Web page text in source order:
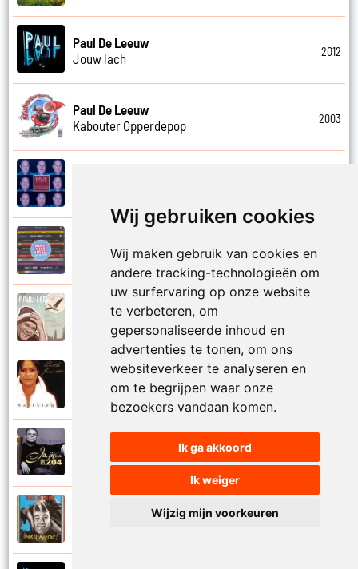
Wij gebruiken cookies
Wij maken gebruik van cookies en
andere tracking-technologieën om
uw surfervaring op onze website
te verbeteren, om
gepersonaliseerde inhoud en
advertenties te tonen, om ons
websiteverkeer te analyseren en
om te begrijpen waar onze
bezoekers vandaan komen.
Ik ga akkoord
Ik weiger
Wijzig mijn voorkeuren
Paul De Leeuw
Jouw lach
2012
Paul De Leeuw
Kabouter Opperdepop
2003
Katinka
Paul De Leeuw
Kerstmis
Ruth Jacott en Paul De Leeuw
Kijk niet uit
KL 204 (Als ik God was)